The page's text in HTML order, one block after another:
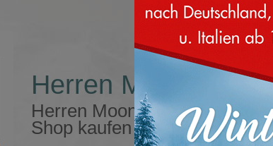
Herren Moon Boot
Herren Moon Boot Größe 34
Shop kaufen